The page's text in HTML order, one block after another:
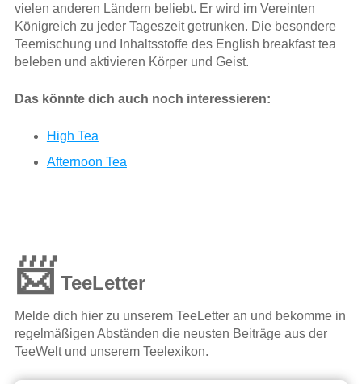
vielen anderen Ländern beliebt. Er wird im Vereinten
Königreich zu jeder Tageszeit getrunken. Die besondere
Teemischung und Inhaltsstoffe des English breakfast tea
beleben und aktivieren Körper und Geist.
Das könnte dich auch noch interessieren:
High Tea
Afternoon Tea
📨 TeeLetter
Melde dich hier zu unserem TeeLetter an und bekomme in
regelmäßigen Abständen die neusten Beiträge aus der
TeeWelt und unserem Teelexikon.